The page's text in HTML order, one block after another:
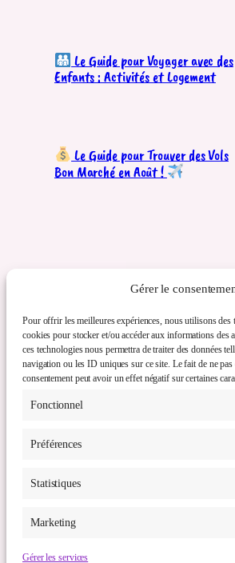
Gérer le
Pour offrir les meilleures expériences, nous utilisons des
cookies pour stocker et/ou accéder aux informations des
ces technologies nous permettra de traiter des données
navigation ou les ID uniques sur ce site. Le fait de ne
consentement peut avoir un effet négatif sur certaines
Fonctionnel
Préférences
Statistiques
Marketing
Gérer les services
Le Guide pour Voyager avec des
Enfants : Activités et Logement
Le Guide pour Trouver des Vols
Bon Marché en Août !
Comme un souffle de
toutes la métropole lilloise, Haut-
Mentions légales